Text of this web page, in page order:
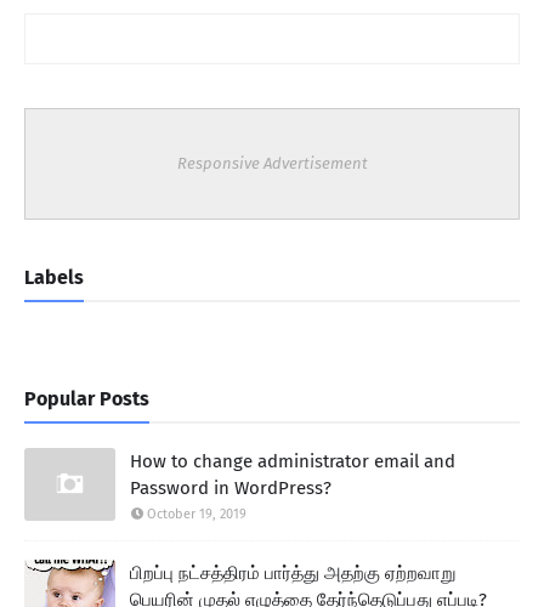
Responsive Advertisement
Labels
Popular Posts
How to change administrator email and
Password in WordPress?
October 19, 2019
பிறப்பு நட்சத்திரம் பார்த்து அதற்கு ஏற்றவாறு
பெயரின் முதல் எழுத்தை தேர்ந்தெடுப்பது எப்படி?